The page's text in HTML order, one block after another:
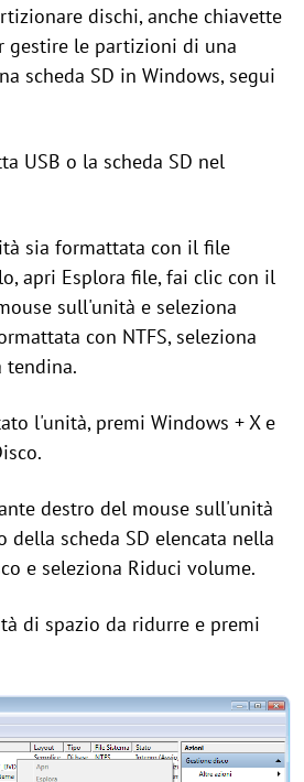
dischi, anche chiavette
gestire le partizioni di una
scheda SD in Windows, segui
USB o la scheda SD nel
sia formattata con il file
apri Esplora file, fai clic con il
sull'unità e seleziona
con NTFS, seleziona
tendina.
l'unità, premi Windows + X e
destro del mouse sull'unità
della scheda SD elencata nella
e seleziona Riduci volume.
di spazio da ridurre e premi